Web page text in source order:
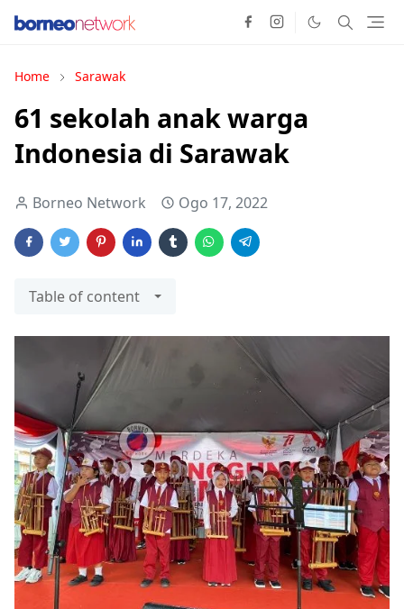
Home Sarawak
61 sekolah anak warga
Indonesia di Sarawak
Borneo Network Ogo 17, 2022
Table of content